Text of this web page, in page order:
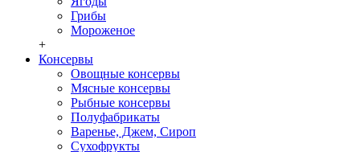
Грибы
Мороженое
+
Консервы
Овощные консервы
Мясные консервы
Рыбные консервы
Полуфабрикаты
Варенье, Джем, Сироп
Сухофрукты